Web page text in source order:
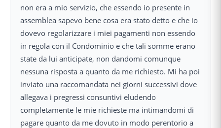
non era a mio servizio, che essendo io presente in
assemblea sapevo bene cosa era stato detto e che io
dovevo regolarizzare i miei pagamenti non essendo
in regola con il Condominio e che tali somme erano
state da lui anticipate, non dandomi comunque
nessuna risposta a quanto da me richiesto. Mi ha poi
inviato una raccomandata nei giorni successivi dove
allegava i pregressi consuntivi eludendo
completamente le mie richieste ma intimandomi di
pagare quanto da me dovuto in modo perentorio a